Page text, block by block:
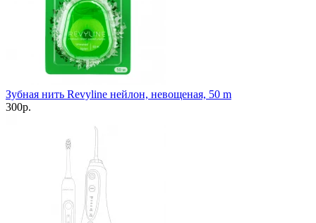
Зубная нить Revyline нейлон, невощеная, 50 m
300р.